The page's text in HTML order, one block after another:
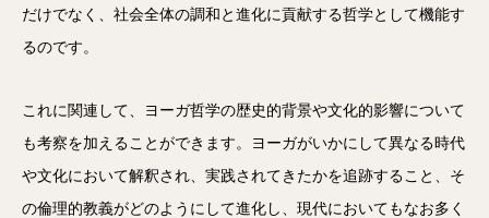
だけでなく、社会全体の調和と進化に貢献する哲学として機能す
るのです。
これに関連して、ヨーガ哲学の歴史的背景や文化的影響について
も考察を加えることができます。ヨーガがいかにして異なる時代
や文化において解釈され、実践されてきたかを追跡すること、そ
の倫理的教義がどのようにして進化し、現代においてもなお多く